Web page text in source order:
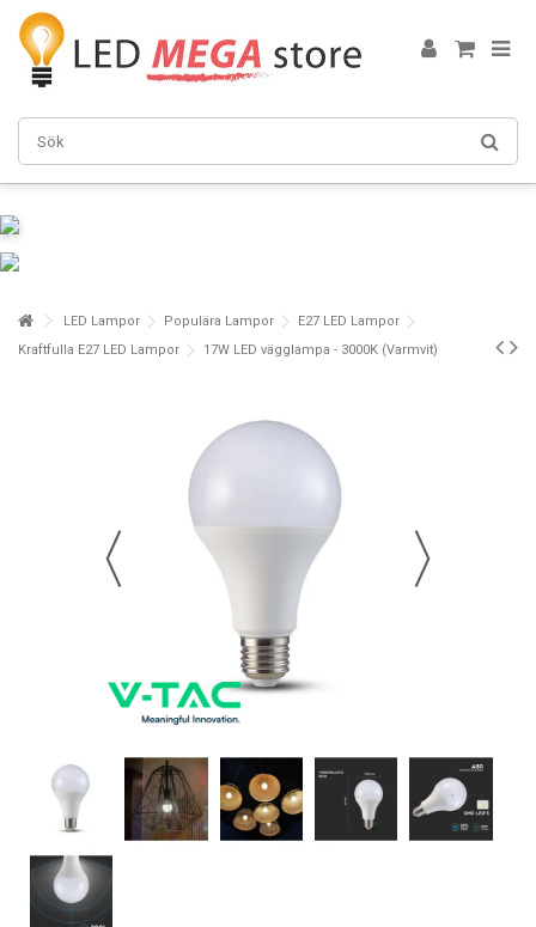
LED Lampor Populära Lampor
E27 LED Lampor
Kraftfulla E27 LED Lampor
17W LED vägglampa - 3000K (Varmvit)